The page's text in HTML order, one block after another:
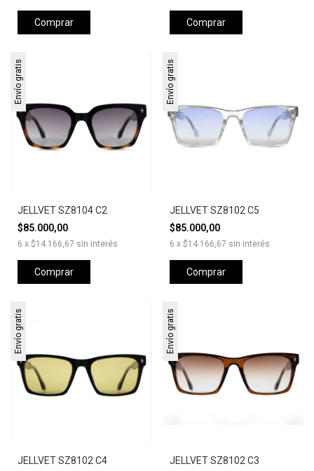
Comprar Comprar
Envío gratis
JELLVET SZ8104 C2
$85.000,00
6 x $14.166,67 sin interés
Comprar
Envío gratis
JELLVET SZ8102 C5
$85.000,00
6 x $14.166,67 sin interés
Comprar
Envío gratis
JELLVET SZ8102 C4
Envío gratis
JELLVET SZ8102 C3